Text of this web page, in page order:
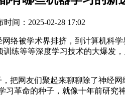
时间：2025-02-28 17:02
被学术界排挤，到计算机科学
训练等等深度学习技术的大爆
网友们聚起来聊聊除了神经网
习革命的种子，就像十年前研究